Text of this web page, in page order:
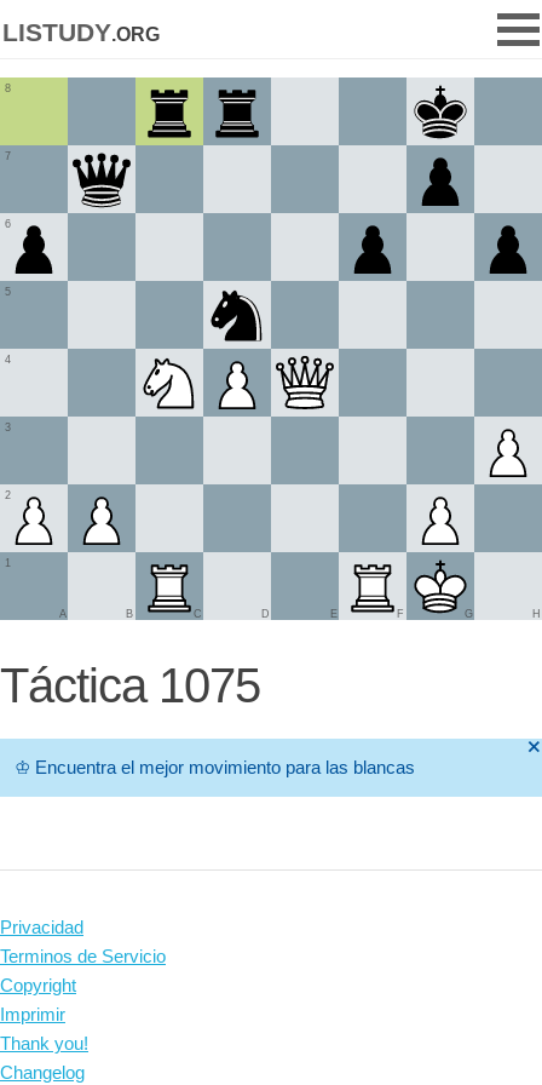
listudy.org
1
2
3
4
5
6
7
8
A B C D E F G H
Táctica 1075
🞫
♔ Encuentra el mejor movimiento para las blancas
Privacidad
Terminos de Servicio
Copyright
Imprimir
Thank you!
Changelog